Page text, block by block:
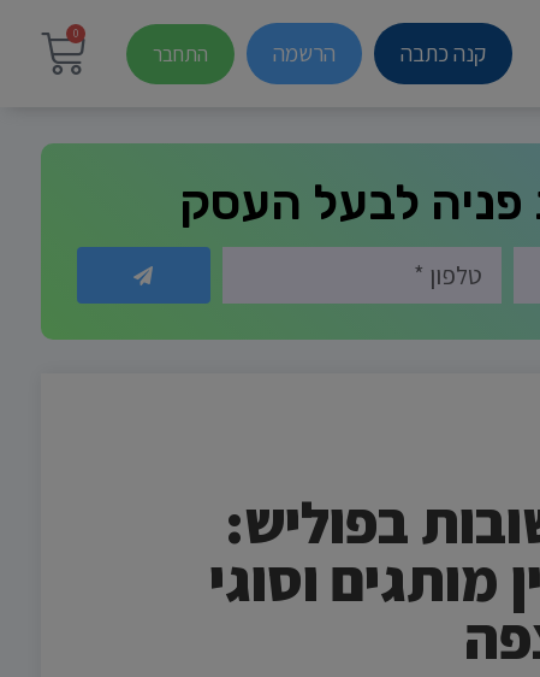
קנה כתבה הרשמה התחבר
0
לבעל העסק
בפוליש:
מותגים וסוגי